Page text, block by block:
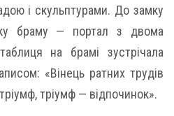
і скульптурами. До замку
браму — портал з двома
на брамі зустрічала
«Вінець ратних трудів
тріумф — відпочинок».